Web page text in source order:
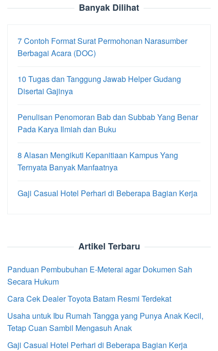
Banyak Dilihat
7 Contoh Format Surat Permohonan Narasumber
Berbagai Acara (DOC)
10 Tugas dan Tanggung Jawab Helper Gudang
Disertai Gajinya
Penulisan Penomoran Bab dan Subbab Yang Benar
Pada Karya Ilmiah dan Buku
8 Alasan Mengikuti Kepanitiaan Kampus Yang
Ternyata Banyak Manfaatnya
Gaji Casual Hotel Perhari di Beberapa Bagian Kerja
Artikel Terbaru
Panduan Pembubuhan E-Meterai agar Dokumen Sah
Secara Hukum
Cara Cek Dealer Toyota Batam Resmi Terdekat
Usaha untuk Ibu Rumah Tangga yang Punya Anak Kecil,
Tetap Cuan Sambil Mengasuh Anak
Gaji Casual Hotel Perhari di Beberapa Bagian Kerja